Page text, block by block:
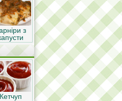
з
Кетчуп